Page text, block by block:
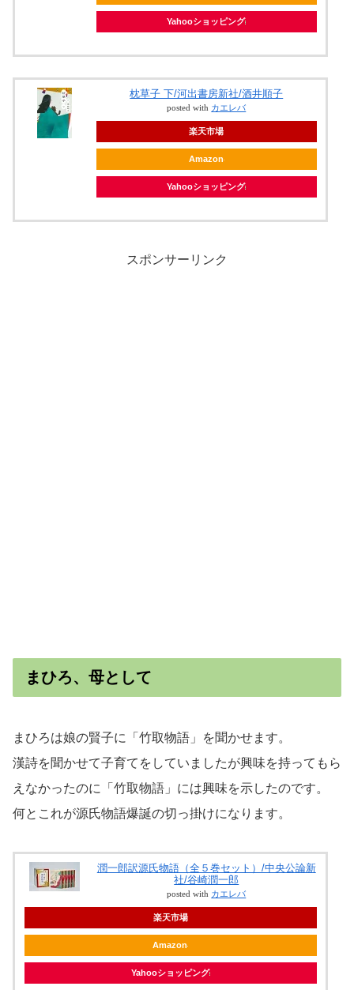
Yahooショッピング
枕草子 下/河出書房新社/酒井順子
posted with カエレバ
楽天市場
Amazon
Yahooショッピング
スポンサーリンク
まひろ、母として
まひろは娘の賢子に「竹取物語」を聞かせます。
漢詩を聞かせて子育てをしていましたが興味を持ってもら
えなかったのに「竹取物語」には興味を示したのです。
何とこれが源氏物語爆誕の切っ掛けになります。
潤一郎訳源氏物語（全５巻セット）/中央公論新
社/谷崎潤一郎
posted with カエレバ
楽天市場
Amazon
Yahooショッピング